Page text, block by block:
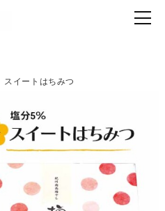
スイートはちみつ